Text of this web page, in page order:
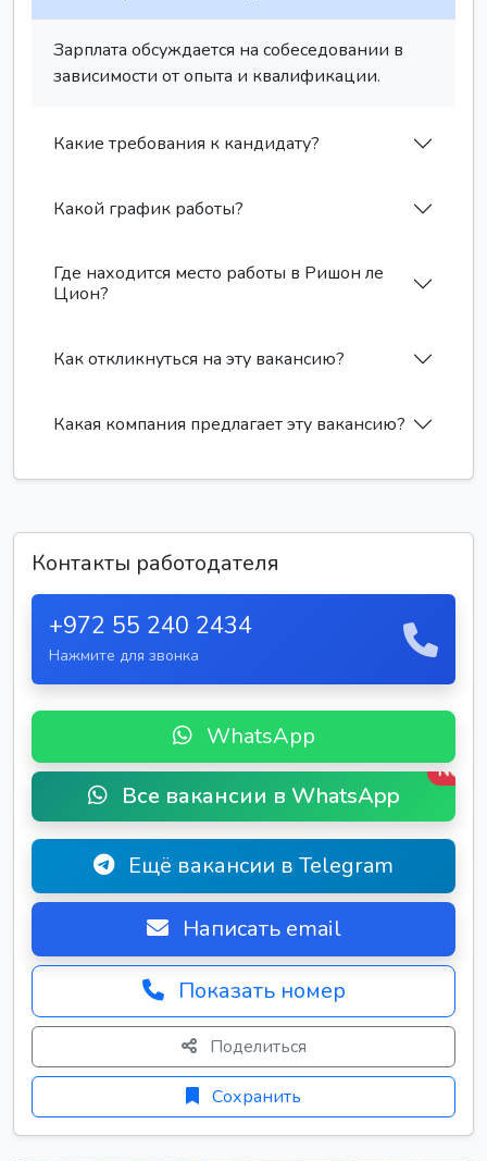
Зарплата обсуждается на собеседовании в
зависимости от опыта и квалификации.
Какие требования к кандидату?
Какой график работы?
Где находится место работы в Ришон ле
Цион?
Как откликнуться на эту вакансию?
Какая компания предлагает эту вакансию?
Контакты работодателя
+972 55 240 2434
Нажмите для звонка
WhatsApp
Все вакансии в WhatsApp
New
Ещё вакансии в Telegram
Написать email
Показать номер
Поделиться
Сохранить